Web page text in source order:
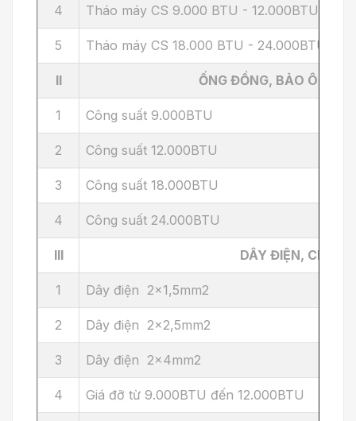
4 Tháo máy CS 9.000 BTU - 12.000BTU
5 Tháo máy CS 18.000 BTU - 24.000BTU
II ỐNG ĐỒNG, BẢO ÔN,
1 Công suất 9.000BTU
2 Công suất 12.000BTU
3 Công suất 18.000BTU
4 Công suất 24.000BTU
III DÂY ĐIỆN, CHÂN
1 Dây điện 2x1,5mm2
2 Dây điện 2x2,5mm2
3 Dây điện 2x4mm2
4 Giá đỡ từ 9.000BTU đến 12.000BTU